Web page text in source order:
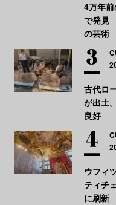
4万年
で発見
の芸術
古代ロ
が出土
良好
ウフィ
ティチ
に刷新